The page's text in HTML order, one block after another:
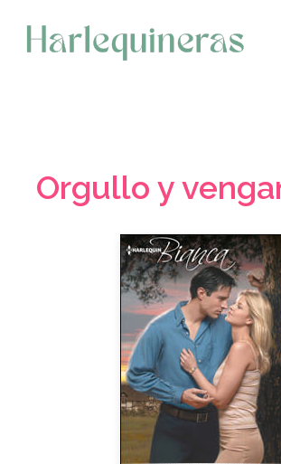
contenido
Orgullo y